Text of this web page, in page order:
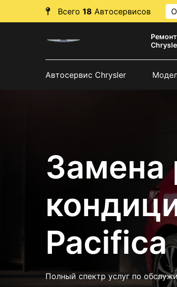
Всего 18 Автосервисов
Автосервис Chrysler
Замена
Pacifica
Полный спектр услуг по